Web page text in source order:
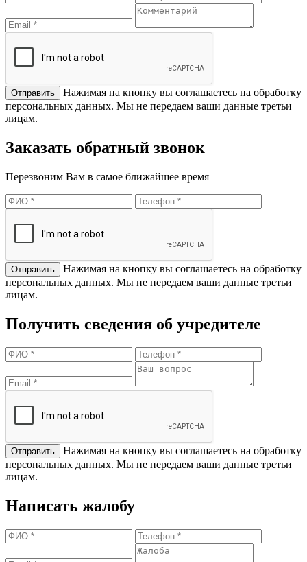
Нажимая на кнопку вы соглашаетесь на обработку
персональных данных. Мы не передаем ваши данные третьи
лицам.
Заказать обратный звонок
Перезвоним Вам в самое ближайшее время
Нажимая на кнопку вы соглашаетесь на обработку
персональных данных. Мы не передаем ваши данные третьи
лицам.
Получить сведения об учредителе
Нажимая на кнопку вы соглашаетесь на обработку
персональных данных. Мы не передаем ваши данные третьи
лицам.
Написать жалобу